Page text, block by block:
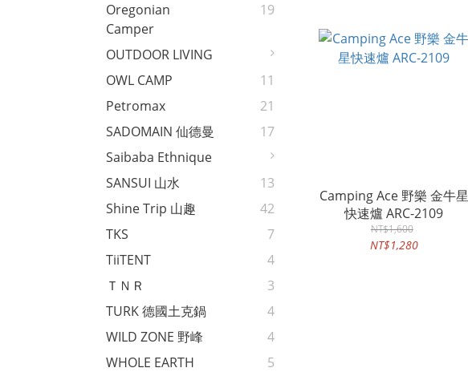
Oregonian
Camper
19
OUTDOOR LIVING
OWL CAMP
11
Petromax
21
SADOMAIN 仙德曼
17
Saibaba Ethnique
SANSUI 山水
13
Shine Trip 山趣
42
TKS
7
TiiTENT
4
ＴＮＲ
3
TURK 德國土克鍋
4
WILD ZONE 野峰
4
WHOLE EARTH
5
Camping Ace 野樂 金牛星
快速爐 ARC-2109
NT$1,600
NT$1,280